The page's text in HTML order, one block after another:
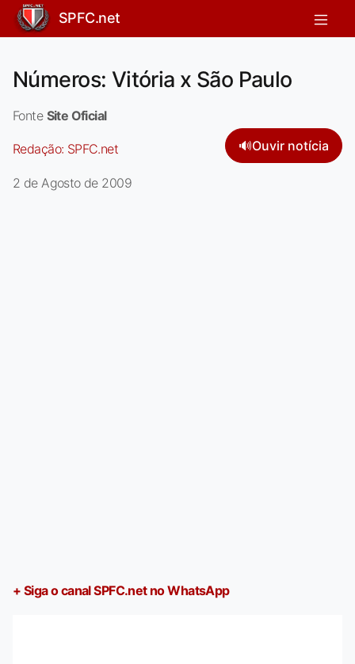
SPFC.net
Números: Vitória x São Paulo
Fonte Site Oficial
Redação: SPFC.net 🔊Ouvir notícia
2 de Agosto de 2009
+ Siga o canal SPFC.net no WhatsApp